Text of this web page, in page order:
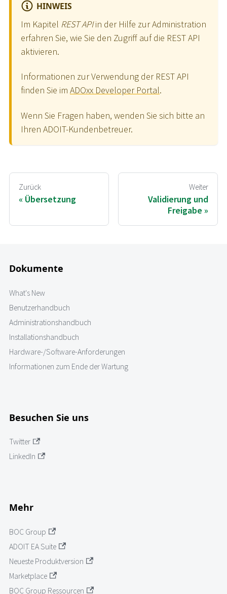
HINWEIS
Im Kapitel REST APIin der Hilfe zur Administration
erfahren Sie, wie Sie den Zugriff auf die REST API
aktivieren.
Informationen zur Verwendung der REST API
finden Sie im ADOxx Developer Portal.
Wenn Sie Fragen haben, wenden Sie sich bitte an
Ihren ADOIT-Kundenbetreuer.
Zurück
Übersetzung
Weiter
Validierung und
Freigabe
Dokumente
What's New
Benutzerhandbuch
Administrationshandbuch
Installationshandbuch
Hardware-/Software-Anforderungen
Informationen zum Ende der Wartung
Besuchen Sie uns
Twitter
LinkedIn
Mehr
BOC Group
ADOIT EA Suite
Neueste Produktversion
Marketplace
BOC Group Ressourcen